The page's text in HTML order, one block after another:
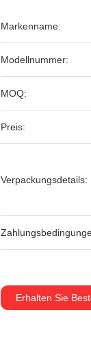
Markenname:
Modellnummer:
MOQ:
Preis:
Verpackungsdetails:
Erhalten Sie